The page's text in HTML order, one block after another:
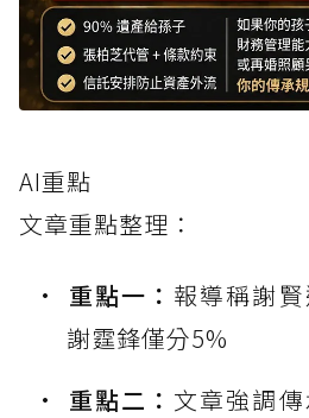
AI重點
文章重點整理：
重點一： 報導稱謝
謝霆鋒僅分5%
重點二： 文章強調